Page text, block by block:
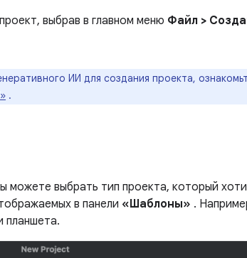
выбрав в главном меню Файл >
ИИ для создания проекта,
.
можете выбрать тип проекта, который
в панели «Шаблоны» .
планшета.